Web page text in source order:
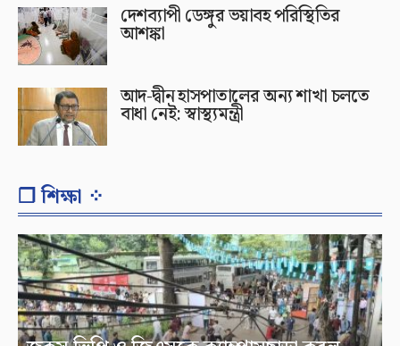
দেশব্যাপী ডেঙ্গুর ভয়াবহ পরিস্থিতির
আশঙ্কা
আদ-দ্বীন হাসপাতালের অন্য শাখা চলতে
বাধা নেই: স্বাস্থ্যমন্ত্রী
❐ শিক্ষা ⁘